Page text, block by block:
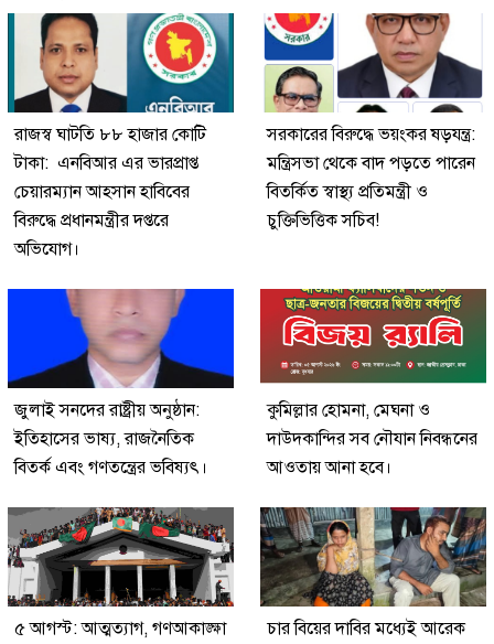
রাজস্ব ঘাটতি ৮৮ হাজার কোটি
টাকা: এনবিআর এর ভারপ্রাপ্ত
চেয়ারম্যান আহসান হাবিবের
বিরুদ্ধে প্রধানমন্ত্রীর দপ্তরে
অভিযোগ।
সরকারের বিরুদ্ধে ভয়ংকর ষড়যন্ত্র:
মন্ত্রিসভা থেকে বাদ পড়তে পারেন
বিতর্কিত স্বাস্থ্য প্রতিমন্ত্রী ও
চুক্তিভিত্তিক সচিব!
জুলাই সনদের রাষ্ট্রীয় অনুষ্ঠান:
ইতিহাসের ভাষ্য, রাজনৈতিক
বিতর্ক এবং গণতন্ত্রের ভবিষ্যৎ।
কুমিল্লার হোমনা, মেঘনা ও
দাউদকান্দির সব নৌযান নিবন্ধনের
আওতায় আনা হবে।
৫ আগস্ট: আত্মত্যাগ, গণআকাঙ্ক্ষা
চার বিয়ের দাবির মধ্যেই আরেক